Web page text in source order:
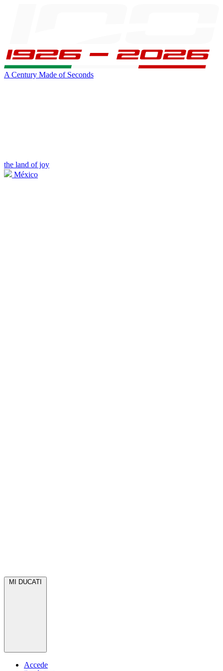
A Century Made of Seconds
the land of joy
México
MI DUCATI
Accede